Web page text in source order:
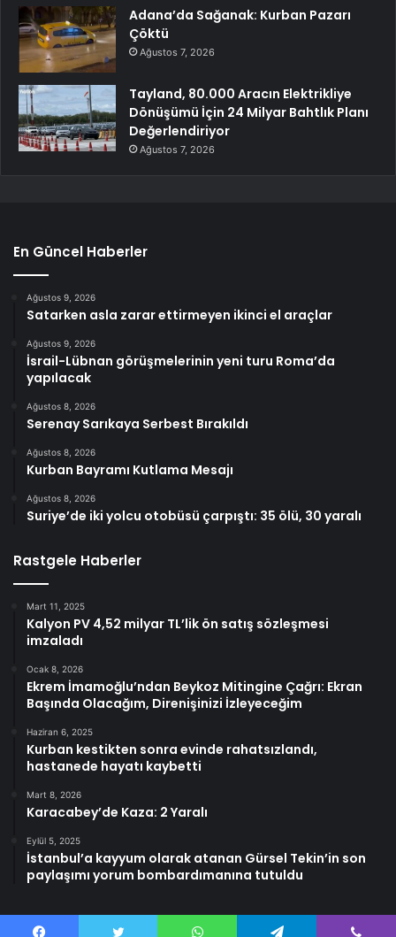
Adana’da Sağanak: Kurban Pazarı
Çöktü
Ağustos 7, 2026
Tayland, 80.000 Aracın Elektrikliye
Dönüşümü İçin 24 Milyar Bahtlık Planı
Değerlendiriyor
Ağustos 7, 2026
En Güncel Haberler
Ağustos 9, 2026
Satarken asla zarar ettirmeyen ikinci el araçlar
Ağustos 9, 2026
İsrail-Lübnan görüşmelerinin yeni turu Roma’da
yapılacak
Ağustos 8, 2026
Serenay Sarıkaya Serbest Bırakıldı
Ağustos 8, 2026
Kurban Bayramı Kutlama Mesajı
Ağustos 8, 2026
Suriye’de iki yolcu otobüsü çarpıştı: 35 ölü, 30 yaralı
Rastgele Haberler
Mart 11, 2025
Kalyon PV 4,52 milyar TL’lik ön satış sözleşmesi
imzaladı
Ocak 8, 2026
Ekrem İmamoğlu’ndan Beykoz Mitingine Çağrı: Ekran
Başında Olacağım, Direnişinizi İzleyeceğim
Haziran 6, 2025
Kurban kestikten sonra evinde rahatsızlandı,
hastanede hayatı kaybetti
Mart 8, 2026
Karacabey’de Kaza: 2 Yaralı
Eylül 5, 2025
İstanbul’a kayyum olarak atanan Gürsel Tekin’in son
paylaşımı yorum bombardımanına tutuldu